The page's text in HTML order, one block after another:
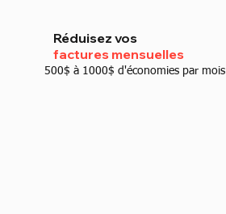
Réduisez vos
factures mensuelles
500$ à 1000$ d'économies par mois